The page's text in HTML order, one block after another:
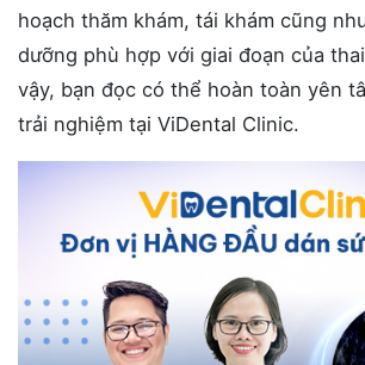
hoạch thăm khám, tái khám cũng
dưỡng phù hợp với giai đoạn của
vậy, bạn đọc có thể hoàn toàn yên
trải nghiệm tại ViDental Clinic.